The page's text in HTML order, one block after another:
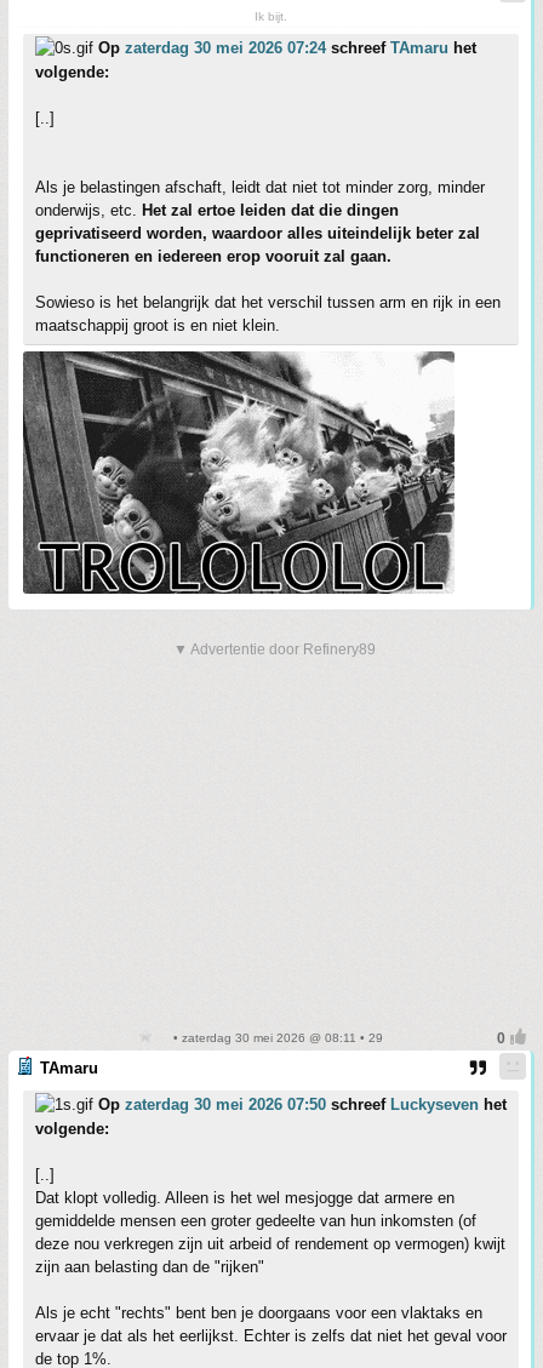
Ik bijt.
Op zaterdag 30 mei 2026 07:24schreef TAmaru het
volgende:
[..]
Als je belastingen afschaft, leidt dat niet tot minder zorg, minder
onderwijs, etc. Het zal ertoe leiden dat die dingen
geprivatiseerd worden, waardoor alles uiteindelijk beter zal
functioneren en iedereen erop vooruit zal gaan.
Sowieso is het belangrijk dat het verschil tussen arm en rijk in een
maatschappij groot is en niet klein.
▼ Advertentie door Refinery89
• zaterdag 30 mei 2026 @ 08:11 • 29
TAmaru
Op zaterdag 30 mei 2026 07:50 schreef Luckyseven het
volgende:
[..]
Dat klopt volledig. Alleen is het wel mesjogge dat armere en
gemiddelde mensen een groter gedeelte van hun inkomsten (of
deze nou verkregen zijn uit arbeid of rendement op vermogen) kwijt
zijn aan belasting dan de "rijken"
Als je echt "rechts" bent ben je doorgaans voor een vlaktaks en
ervaar je dat als het eerlijkst. Echter is zelfs dat niet het geval voor
de top 1%.